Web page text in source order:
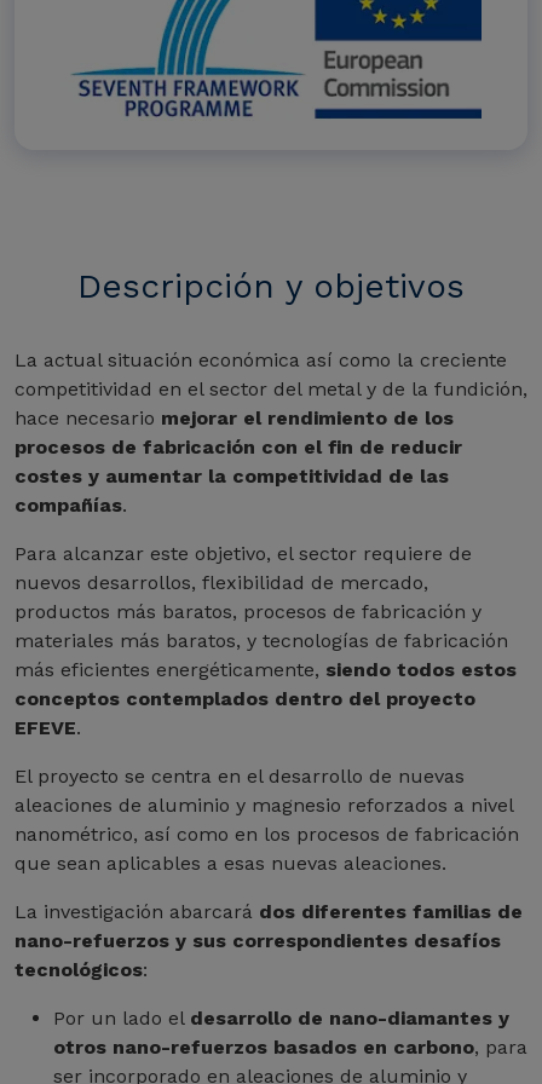
Descripción y objetivos
La actual situación económica así como la creciente
competitividad en el sector del metal y de la fundición,
hace necesario mejorar el rendimiento de los
procesos de fabricación con el fin de reducir
costes y aumentar la competitividad de las
compañías.
Para alcanzar este objetivo, el sector requiere de
nuevos desarrollos, flexibilidad de mercado,
productos más baratos, procesos de fabricación y
materiales más baratos, y tecnologías de fabricación
más eficientes energéticamente, siendo todos estos
conceptos contemplados dentro del proyecto
EFEVE.
El proyecto se centra en el desarrollo de nuevas
aleaciones de aluminio y magnesio reforzados a nivel
nanométrico, así como en los procesos de fabricación
que sean aplicables a esas nuevas aleaciones.
La investigación abarcará dos diferentes familias de
nano-refuerzos y sus correspondientes desafíos
tecnológicos:
Por un lado el desarrollo de nano-diamantes y
otros nano-refuerzos basados en carbono, para
ser incorporado en aleaciones de aluminio y